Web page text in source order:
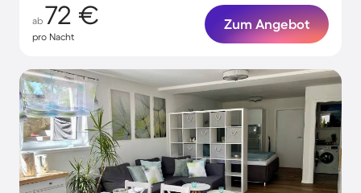
ab 72 €
pro Nacht
Zum Angebot